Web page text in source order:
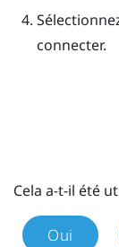
connecter.
Cela a-t-il été
Oui